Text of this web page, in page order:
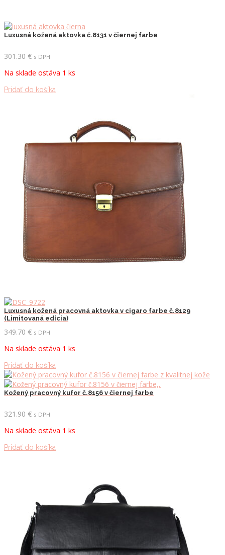
Luxusná kožená aktovka č.8131 v čiernej farbe
301.30 € s DPH
Na sklade ostáva 1 ks
Pridať do košíka
Luxusná kožená pracovná aktovka v cigaro farbe č.8129
(Limitovaná edícia)
349.70 € s DPH
Na sklade ostáva 1 ks
Pridať do košíka
Kožený pracovný kufor č.8156 v čiernej farbe
321.90 € s DPH
Na sklade ostáva 1 ks
Pridať do košíka